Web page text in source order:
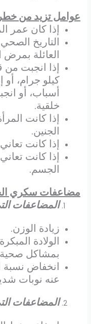
عوامل تزيد من
إذا كان عمر
التاريخ
العائلة
كيلو جرام،
أسباب، أو
خلقية.
إذا كانت
الجنين.
إذا كانت
إذا كانت
الجسم.
مضاعفات سكري
المضاعفات
زيادة الوزن.
الولادة
بمشاكل صحية
انخفاض نسبة
عنه نوبات
المضاعفات